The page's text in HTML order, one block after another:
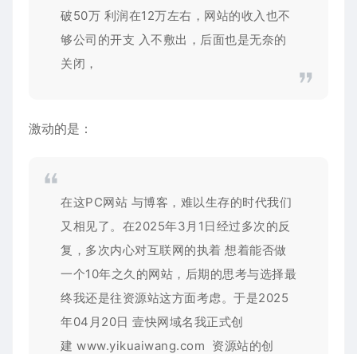
破50万 利润在12万左右，网站的收入也不
够公司的开支 入不敷出，后面也是无奈的
关闭，
激动的是：
在这PC网站 与博客，难以生存的时代我们
又相见了。在2025年3月1日经过多次的反
复，多次内心对互联网的执着 想着能否做
一个10年之久的网站，后期的思考与选择最
终我还是往资源站这方面考虑。于是2025
年04月20日 壹快网域名我正式创
建 www.yikuaiwang.com 资源站的创